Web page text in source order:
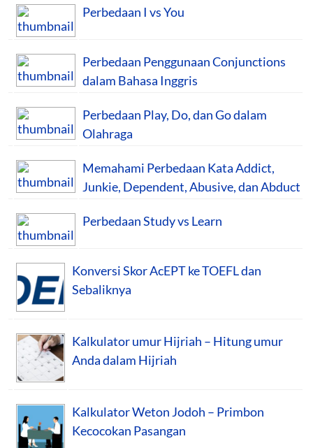
Perbedaan I vs You
Perbedaan Penggunaan Conjunctions
dalam Bahasa Inggris
Perbedaan Play, Do, dan Go dalam
Olahraga
Memahami Perbedaan Kata Addict,
Junkie, Dependent, Abusive, dan Abduct
Perbedaan Study vs Learn
Konversi Skor AcEPT ke TOEFL dan
Sebaliknya
Kalkulator umur Hijriah – Hitung umur
Anda dalam Hijriah
Kalkulator Weton Jodoh – Primbon
Kecocokan Pasangan